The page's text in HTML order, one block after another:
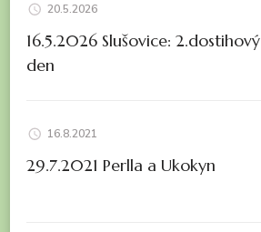
20.5.2026
16.5.2026 Slušovice: 2.dostihový
den
16.8.2021
29.7.2021 Perlla a Ukokyn